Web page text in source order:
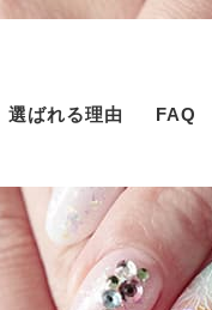
選ばれる理由 FAQ